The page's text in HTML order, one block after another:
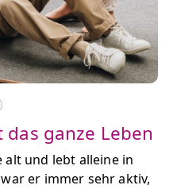
das ganze Leben
alt und lebt alleine in
er immer sehr aktiv,